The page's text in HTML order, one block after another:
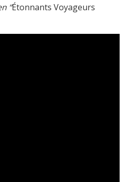
“Étonnants Voyageurs